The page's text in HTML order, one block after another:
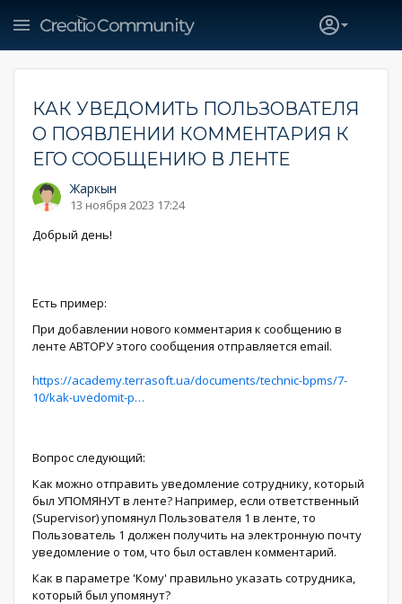
КАК УВЕДОМИТЬ ПОЛЬЗОВАТЕЛЯ
О ПОЯВЛЕНИИ КОММЕНТАРИЯ К
ЕГО СООБЩЕНИЮ В ЛЕНТЕ
Жаркын
13 ноября 2023 17:24
Добрый день!
Есть пример:
При добавлении нового комментария к сообщению в
ленте АВТОРУ этого сообщения отправляется email.
https://academy.terrasoft.ua/documents/technic-bpms/7-
10/kak-uvedomit-p…
Вопрос следующий:
Как можно отправить уведомление сотруднику, который
был УПОМЯНУТ в ленте? Например, если ответственный
(Supervisor) упомянул Пользователя 1 в ленте, то
Пользователь 1 должен получить на электронную почту
уведомление о том, что был оставлен комментарий.
Как в параметре 'Кому' правильно указать сотрудника,
который был упомянут?